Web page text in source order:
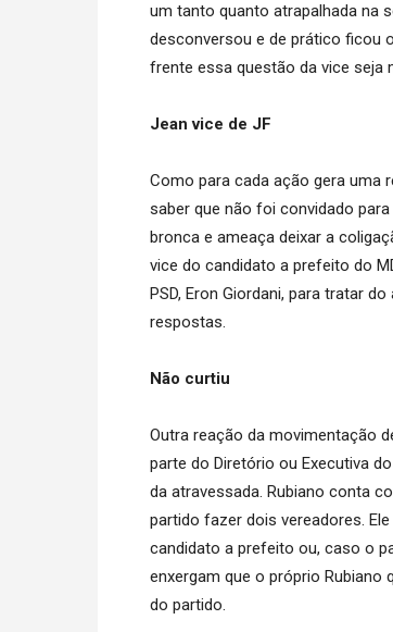
um tanto quanto atrapalhada na
desconversou e de prático ficou
frente essa questão da vice seja
Jean vice de JF
Como para cada ação gera uma
saber que não foi convidado
bronca e ameaça deixar a
vice do candidato a prefeito do
PSD, Eron Giordani, para tratar
respostas.
Não curtiu
Outra reação da movimentação
parte do Diretório ou Executiva
da atravessada. Rubiano conta
partido fazer dois vereadores.
candidato a prefeito ou, caso o
enxergam que o próprio Rubiano
do partido.